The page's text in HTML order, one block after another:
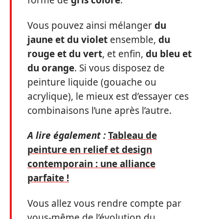
Vous pouvez ainsi mélangerdu
jaune et du violet ensemble, du
rouge et du vert, et enfin, du bleu et
du orange. Si vous disposez de
peinture liquide (gouache ou
acrylique), le mieux est d’essayer ces
combinaisons l’une après l’autre.
A lire également :Tableau de
peinture en relief et design
contemporain : une alliance
parfaite !
Vous allez vous rendre compte par